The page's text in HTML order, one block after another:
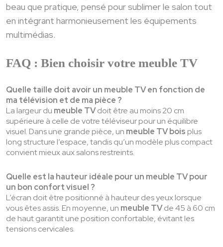
beau que pratique, pensé pour sublimer le salon tout
en intégrant harmonieusement les équipements
multimédias.
FAQ : Bien choisir votre meuble TV
Quelle taille doit avoir un meuble TV en fonction de
ma télévision et de ma pièce ?
La largeur du meuble TVdoit être au moins 20 cm
supérieure à celle de votre téléviseur pour un équilibre
visuel. Dans une grande pièce, un meuble TV bois plus
long structure l’espace, tandis qu’un modèle plus compact
convient mieux aux salons restreints.
Quelle est la hauteur idéale pour un meuble TV pour
un bon confort visuel ?
L’écran doit être positionné à hauteur des yeux lorsque
vous êtes assis. En moyenne, un meuble TVde 45 à 60 cm
de haut garantit une position confortable, évitant les
tensions cervicales.